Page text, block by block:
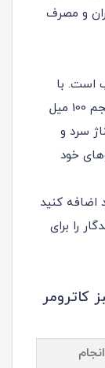
و مصرف‌
است. با
خرید واریاسیون سبز کاترومر شماره E17 حجم 100 میل
سرد و
خود
اضافه کنید
را برای
کاترومر